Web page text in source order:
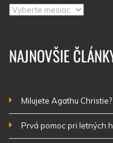
Archív
NAJNOVŠIE
Milujete Agathu
Prvá pomoc pri letných